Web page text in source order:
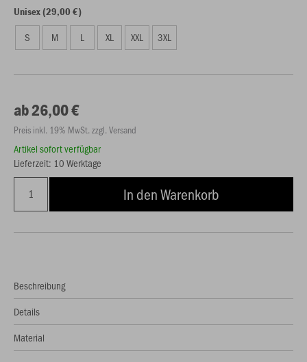
Unisex (29,00 €)
S M L XL XXL 3XL
ab 26,00 €
Preis inkl. 19% MwSt. zzgl. Versand
Artikel sofort verfügbar
Lieferzeit: 10 Werktage
In den Warenkorb
Beschreibung
Details
Material